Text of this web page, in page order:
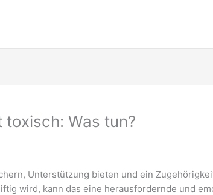
Was tun?
Unterstützung bieten und ein
wird, kann das eine herausfordernde und